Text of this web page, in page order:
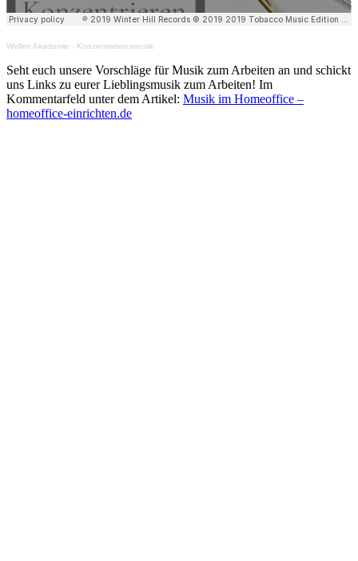
Wellen Akademie · Konzentrationsmusik
Seht euch unsere Vorschläge für Musik zum Arbeiten an und schickt
uns Links zu eurer Lieblingsmusik zum Arbeiten! Im
Kommentarfeld unter dem Artikel: Musik im Homeoffice –
homeoffice-einrichten.de